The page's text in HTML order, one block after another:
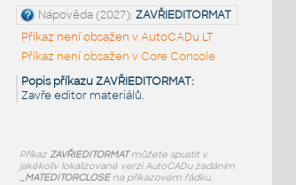
Nápověda (2027):ZAVŘIEDITORMAT
Příkaz není obsažen v AutoCADu LT
Příkaz není obsažen v Core Console
Popis příkazu ZAVŘIEDITORMAT:
Zavře editor materiálů.
PříkazZAVŘIEDITORMATmůžete spustit v
jakékoliv lokalizované verzi AutoCADu zadáním
_MATEDITORCLOSEna příkazovém řádku.